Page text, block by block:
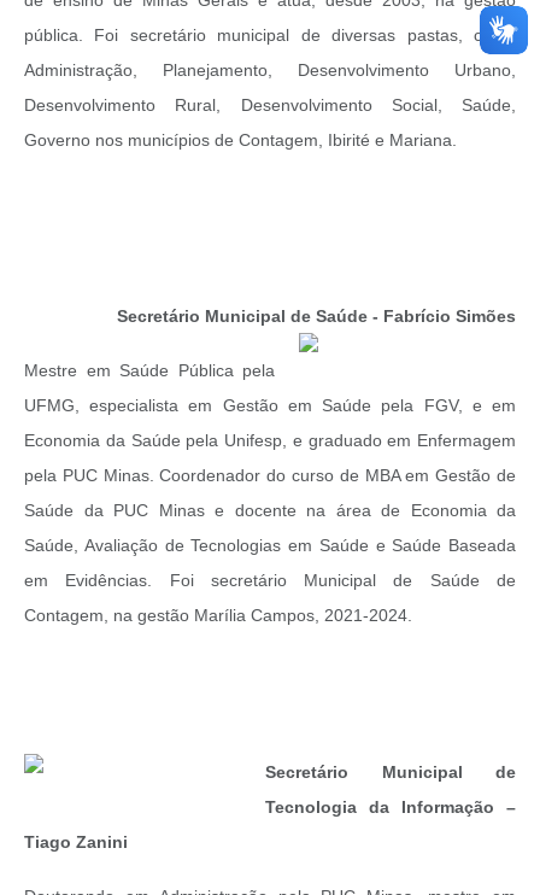
pública. Foi secretário municipal de diversas pastas, como
Administração, Planejamento, Desenvolvimento Urbano,
Desenvolvimento Rural, Desenvolvimento Social, Saúde,
Governo nos municípios de Contagem, Ibirité e Mariana.
Secretário Municipal de Saúde - Fabrício Simões
Mestre em Saúde Pública pela
UFMG, especialista em Gestão em Saúde pela FGV, e em
Economia da Saúde pela Unifesp, e graduado em Enfermagem
pela PUC Minas. Coordenador do curso de MBA em Gestão de
Saúde da PUC Minas e docente na área de Economia da
Saúde, Avaliação de Tecnologias em Saúde e Saúde Baseada
em Evidências. Foi secretário Municipal de Saúde de
Contagem, na gestão Marília Campos, 2021-2024.
Secretário Municipal de
Tecnologia da Informação –
Tiago Zanini